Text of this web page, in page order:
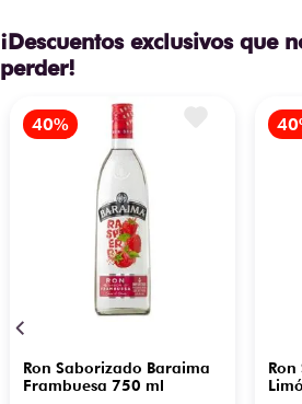
¡Descuentos exclusivos que
perder!
Ron Saborizado Baraima
Frambuesa 750 ml